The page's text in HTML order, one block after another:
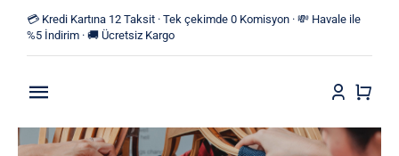
content
💳 Kredi Kartına 12 Taksit · Tek çekimde 0 Komisyon · 💸 Havale ile
%5 İndirim · 🚚 Ücretsiz Kargo
Toggle
Navigation
Anasayfa